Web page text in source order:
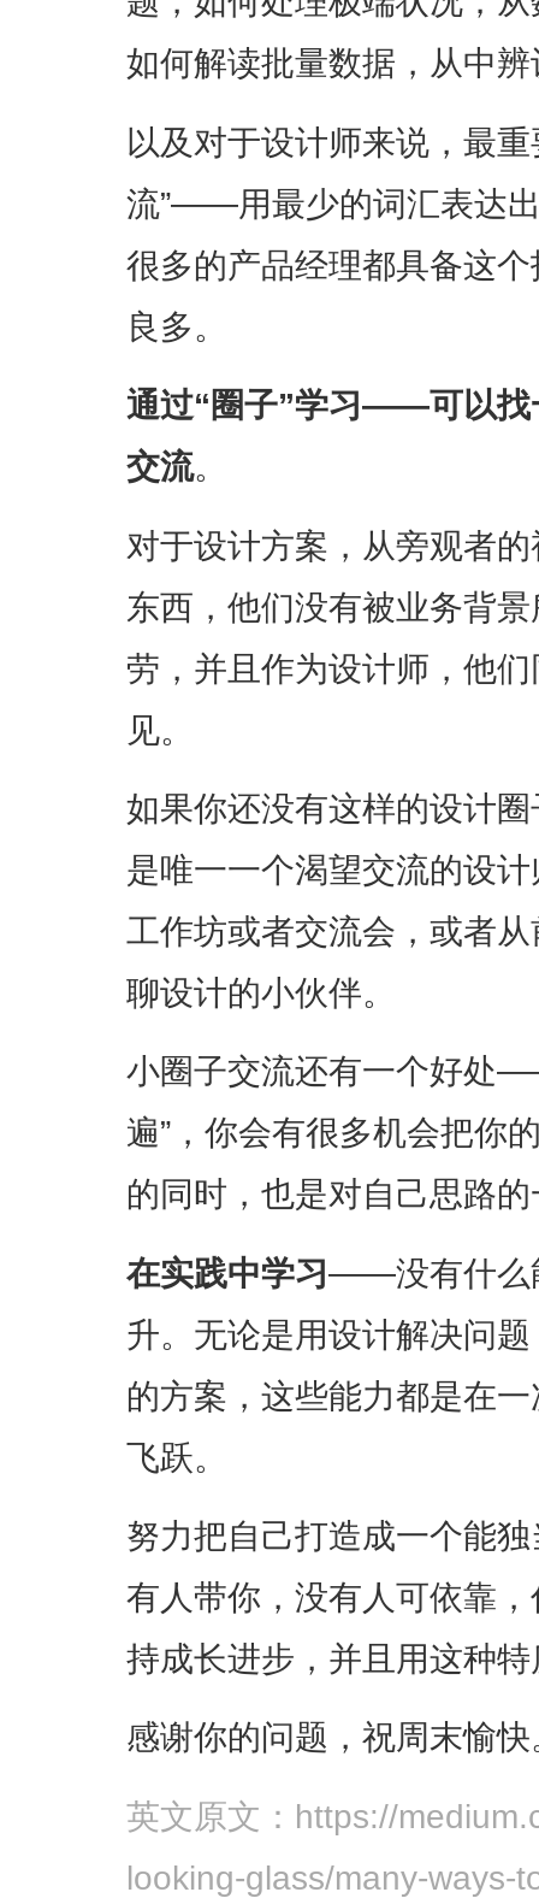
如何解读批量数据，从中
以及对于设计师来说，最
流”——用最少的词汇表达
很多的产品经理都具备这
良多。
通过“圈子”学习——可以找
交流。
对于设计方案，从旁观者
东西，他们没有被业务背
劳，并且作为设计师，他
见。
如果你还没有这样的设计
是唯一一个渴望交流的设
工作坊或者交流会，或者
聊设计的小伙伴。
小圈子交流还有一个好处
遍”，你会有很多机会把你
的同时，也是对自己思路
在实践中学习——没有什么
升。无论是用设计解决问
的方案，这些能力都是在
飞跃。
努力把自己打造成一个能
有人带你，没有人可依靠
持成长进步，并且用这种
感谢你的问题，祝周末愉快
英文原文：https://
looking-glass/many-ways-